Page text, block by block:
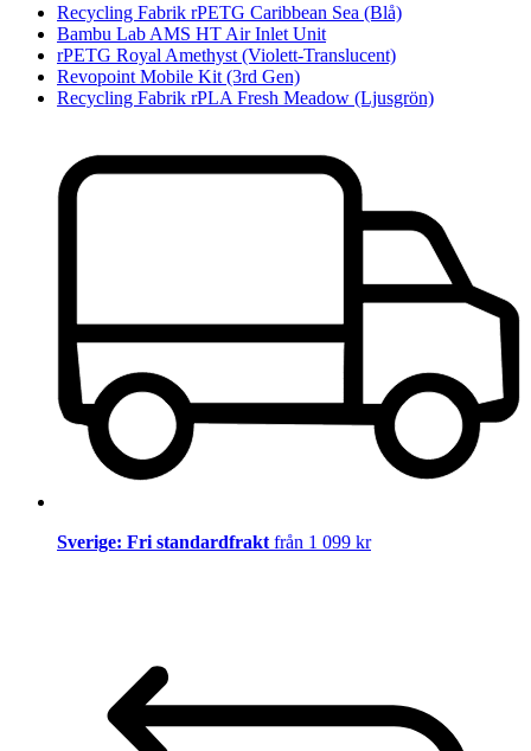
Recycling Fabrik rPETG Caribbean Sea (Blå)
Bambu Lab AMS HT Air Inlet Unit
rPETG Royal Amethyst (Violett-Translucent)
Revopoint Mobile Kit (3rd Gen)
Recycling Fabrik rPLA Fresh Meadow (Ljusgrön)
Sverige: Fri standardfrakt från 1 099 kr